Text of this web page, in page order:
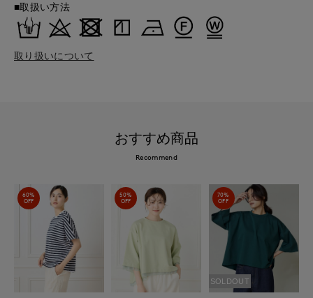
■取扱い方法
取り扱いについて
おすすめ商品
Recommend
60%
OFF
50%
OFF
70%
OFF
SOLDOUT